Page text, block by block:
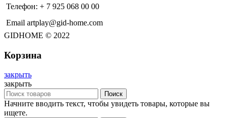
Телефон: + 7 925 068 00 00
Email artplay@gid-home.com
GIDHOME © 2022
Корзина
закрыть
закрыть
Поиск
Начните вводить текст, чтобы увидеть товары, которые вы
ищете.